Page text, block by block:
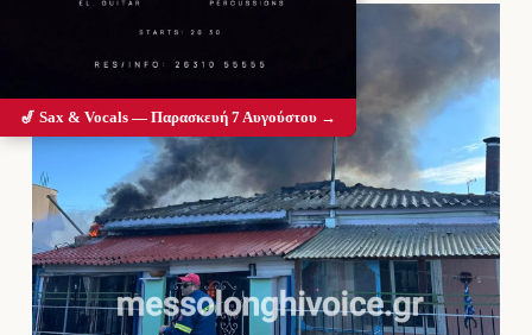
🎷 Sax & Vocals — Παρασκευή 7 Αυγούστου →